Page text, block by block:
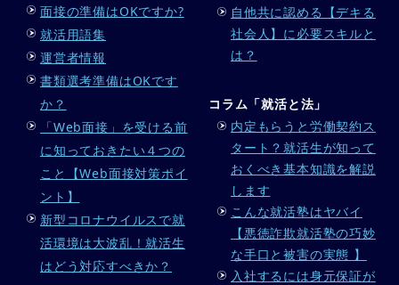
面接の準備はOKですか?
就活用語集
運営者情報
書類選考準備はOKです
か？
「Web面接」を受ける前
に知っておきたい４つの
こと【Web面接対策ポイ
ント】
新型コロナウイルスで就
活環境は大波乱！就活生
はどう対応すべきか？
自他共に認める【デキる
社会人】に必要スキルと
は？
コラム「就活と法」
内定もらうと労働契約ス
タート？就活生が知って
おくべき基本知識を解説
します
こんな就活塾はヤバイ
【悪徳詐欺就活塾の巧妙
な手口と被害の実態 】
入社するには身元保証が